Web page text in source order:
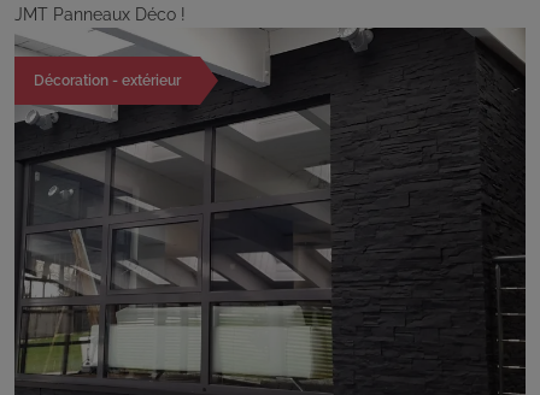
JMT Panneaux Déco !
Décoration - extérieur